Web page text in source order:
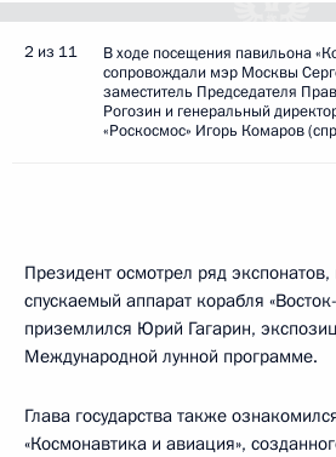
2 из 11
В ходе посещения павильона
сопровождали мэр Москвы
заместитель Председателя
Рогозин и генеральный
«Роскосмос» Игорь Комаров
Президент осмотрел ряд экспонатов,
спускаемый аппарат корабля
приземлился Юрий Гагарин,
Международной лунной программе.
Глава государства также
«Космонавтика и авиация»,